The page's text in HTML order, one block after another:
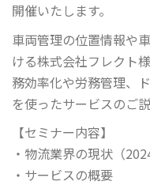
開催いたします。
車両管理の位置情報や
ける株式会社フレクト
務効率化や労務管理、
を使ったサービスのご
【セミナー内容】
・物流業界の現状（
・サービスの概要